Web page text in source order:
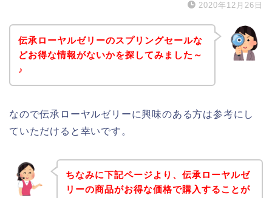
2020年12月26日
伝承ローヤルゼリーのスプリングセールな
どお得な情報がないかを探してみました～
♪
なので伝承ローヤルゼリーに興味のある方は参考にし
ていただけると幸いです。
ちなみに下記ページより、伝承ローヤルゼ
リーの商品がお得な価格で購入することが